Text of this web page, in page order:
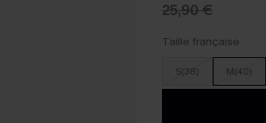
25,90 €
Taille française
S(38) M(40)